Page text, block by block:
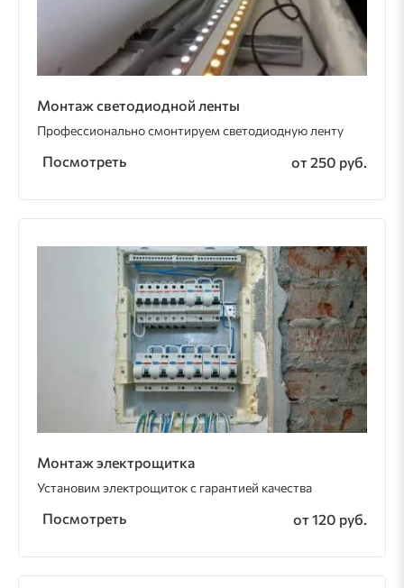
Монтаж светодиодной ленты
Профессионально смонтируем светодиодную ленту
Посмотреть от 250 руб.
Монтаж электрощитка
Установим электрощиток с гарантией качества
Посмотреть от 120 руб.